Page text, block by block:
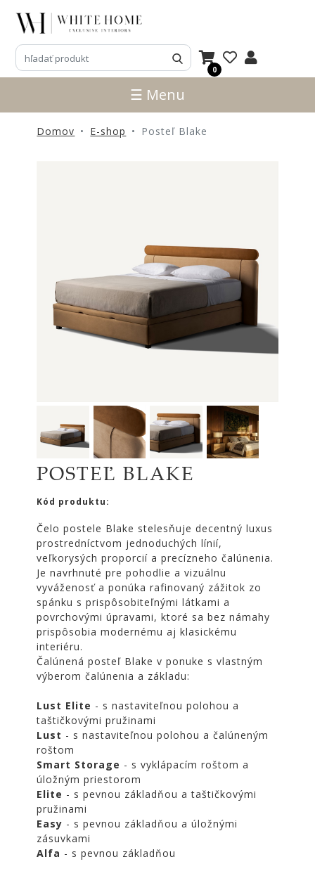
0
3D
NÁVRHY
NOVINKY
PRODUKTY
SKRINKY
KOMODY
SVIETIDLÁ
KOBERCE
EXTERIÉROVÝ
NÁBYTOK
VÔNE
SVIEČKY
CÔTE
NOIRE
Obklady
ATLAS
CONCORDE
KATALÓGY
VZORKOVNÍK
KONTAKT
☰ Menu
Domov E-shop Posteľ Blake
POSTEĽ BLAKE
Kód produktu:
Čelo postele Blake stelesňuje decentný luxus
prostredníctvom jednoduchých línií,
veľkorysých proporcií a precízneho čalúnenia.
Je navrhnuté pre pohodlie a vizuálnu
vyváženosť a ponúka rafinovaný zážitok zo
spánku s prispôsobiteľnými látkami a
povrchovými úpravami, ktoré sa bez námahy
prispôsobia modernému aj klasickému
interiéru.
Čalúnená posteľ Blake v ponuke s vlastným
výberom čalúnenia a základu:
Lust Elite - s nastaviteľnou polohou a
taštičkovými pružinami
Lust - s nastaviteľnou polohou a čalúneným
roštom
Smart Storage - s vyklápacím roštom a
úložným priestorom
Elite - s pevnou základňou a taštičkovými
pružinami
Easy - s pevnou základňou a úložnými
zásuvkami
Alfa - s pevnou základňou